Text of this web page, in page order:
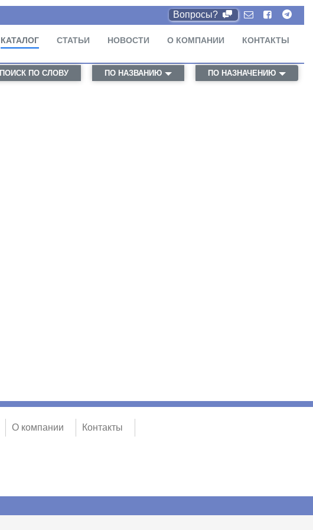
Вопросы?
КАТАЛОГ СТАТЬИ НОВОСТИ О КОМПАНИИ КОНТАКТЫ
ПОИСК ПО СЛОВУ ПО НАЗВАНИЮ ПО НАЗНАЧЕНИЮ
О компании Контакты